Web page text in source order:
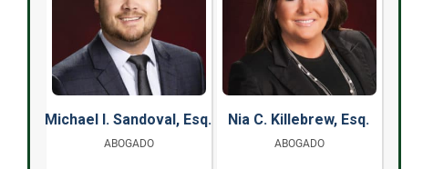
Michael I. Sandoval, Esq.
ABOGADO
Nia C. Killebrew, Esq.
ABOGADO